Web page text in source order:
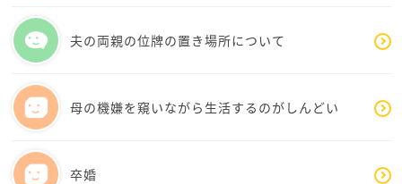
夫の両親の位牌の置き場所について
母の機嫌を窺いながら生活するのがしんどい
卒婚